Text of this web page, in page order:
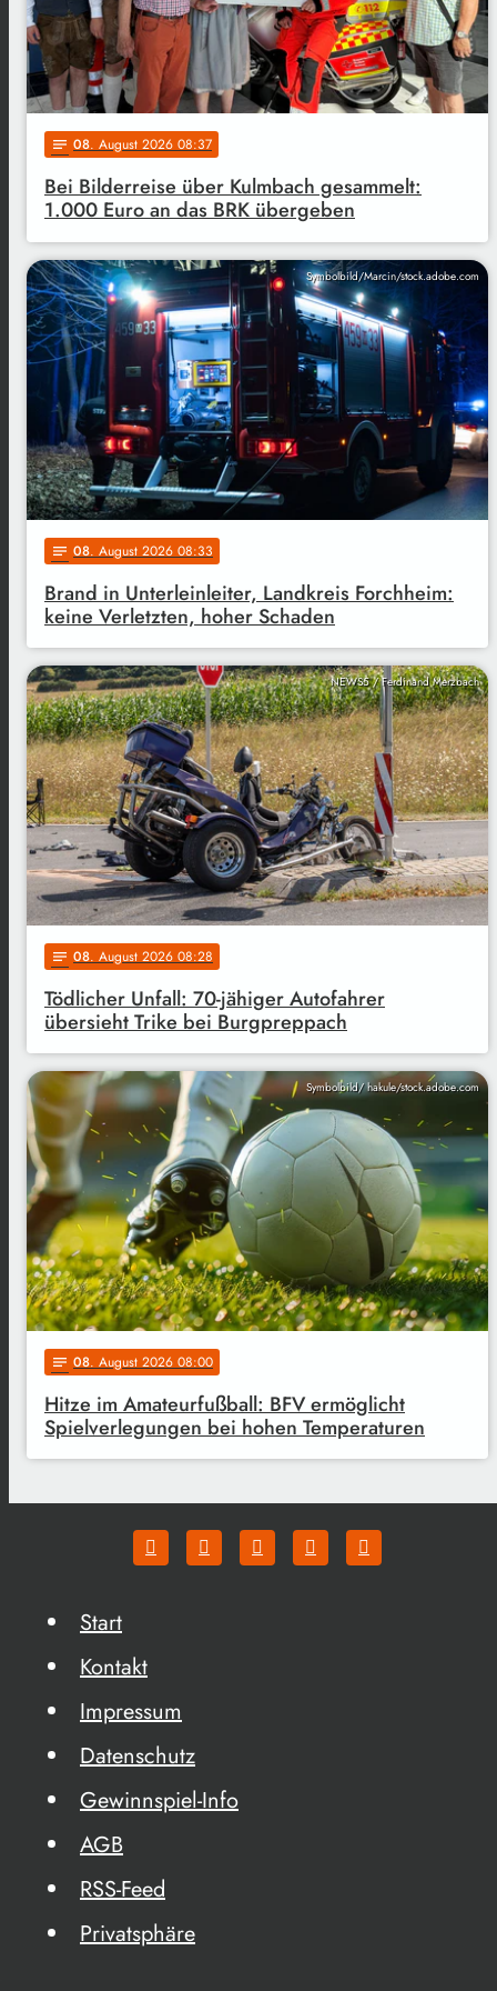
notes 08. August 2026 08:37
Bei Bilderreise über Kulmbach gesammelt:
1.000 Euro an das BRK übergeben
Symbolbild/Marcin/stock.adobe.com
notes 08. August 2026 08:33
Brand in Unterleinleiter, Landkreis Forchheim:
keine Verletzten, hoher Schaden
NEWS5 / Ferdinand Merzbach
notes 08. August 2026 08:28
Tödlicher Unfall: 70-jähiger Autofahrer
übersieht Trike bei Burgpreppach
Symbolbild/ hakule/stock.adobe.com
notes 08. August 2026 08:00
Hitze im Amateurfußball: BFV ermöglicht
Spielverlegungen bei hohen Temperaturen
Start
Kontakt
Impressum
Datenschutz
Gewinnspiel-Info
AGB
RSS-Feed
Privatsphäre